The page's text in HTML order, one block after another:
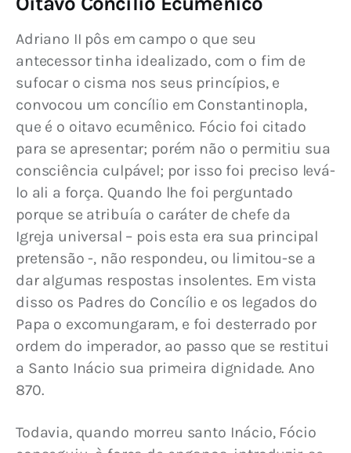
Adriano II pôs em campo o que seu
antecessor tinha idealizado, com o fim de
sufocar o cisma nos seus princípios, e
convocou um concílio em Constantinopla,
que é o oitavo ecumênico. Fócio foi citado
para se apresentar; porém não o permitiu sua
consciência culpável; por isso foi preciso levá-
lo ali a força. Quando lhe foi perguntado
porque se atribuía o caráter de chefe da
Igreja universal – pois esta era sua principal
pretensão -, não respondeu, ou limitou-se a
dar algumas respostas insolentes. Em vista
disso os Padres do Concílio e os legados do
Papa o excomungaram, e foi desterrado por
ordem do imperador, ao passo que se restitui
a Santo Inácio sua primeira dignidade. Ano
870.
Todavia, quando morreu santo Inácio, Fócio